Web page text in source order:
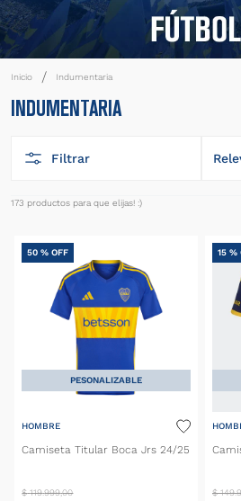
Indumentaria
INDUMENTARIA
Filtrar
173 productos
PESONALIZABLE
50 % OFF
HOMBRE
Camiseta Titular Boca Jrs 24/25
$ 119.999,00
15 %
$ 149.